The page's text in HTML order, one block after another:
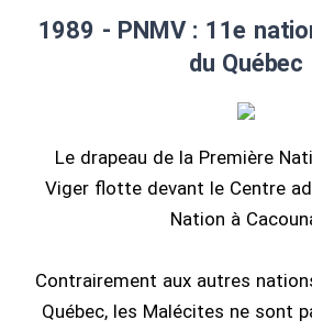
1989 - PNMV : 11e
du Québec
Le drapeau de la Première
Viger flotte devant le Centre
Nation à
Contrairement aux autres
Québec, les Malécites ne sont